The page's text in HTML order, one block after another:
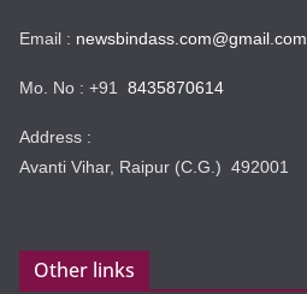
Email : newsbindass.com@gmail.com
Mo. No : +91 8435870614
Address :
Avanti Vihar, Raipur (C.G.) 492001
Other links